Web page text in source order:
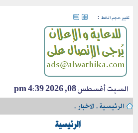
تغيير حجم الخط :
السبت أغسطس 08, 2026 4:39 pm
الرئيسية›الاخبار›
الرئيسية